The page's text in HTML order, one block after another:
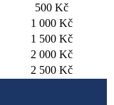
500 Kč
1 000 Kč
1 500 Kč
2 000 Kč
2 500 Kč